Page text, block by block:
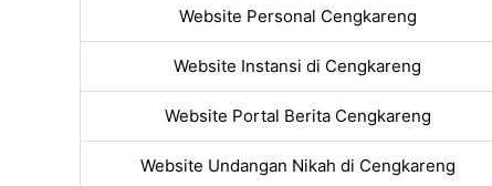
Website Personal Cengkareng
Website Instansi di Cengkareng
Website Portal Berita Cengkareng
Website Undangan Nikah di Cengkareng